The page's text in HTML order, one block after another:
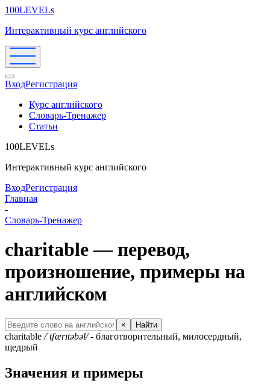
100LEVELs
Интерактивный курс английского
ВходРегистрация
Курс английского
Словарь-Тренажер
Статьи
100LEVELs
Интерактивный курс английского
ВходРегистрация
Главная
-
Словарь-Тренажер
charitable — перевод,
произношение, примеры на
английском
× Найти
charitable /ˈtʃærɪtəbəl/- благотворительный, милосердный,
щедрый
Значения и примеры